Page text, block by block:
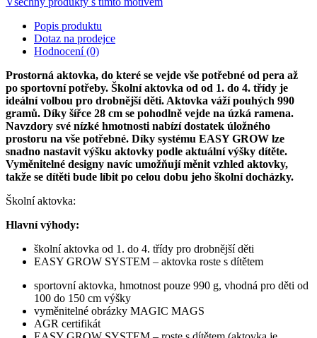
Popis produktu
Dotaz na prodejce
Hodnocení (0)
Prostorná aktovka, do které se vejde vše potřebné od pera až
po sportovní potřeby. Školní aktovka od od 1. do 4. třídy je
ideální volbou pro drobnější děti. Aktovka váží pouhých 990
gramů. Díky šířce 28 cm se pohodlně vejde na úzká ramena.
Navzdory své nízké hmotnosti nabízí dostatek úložného
prostoru na vše potřebné. Díky systému EASY GROW lze
snadno nastavit výšku aktovky podle aktuální výšky dítěte.
Vyměnitelné designy navíc umožňují měnit vzhled aktovky,
takže se dítěti bude líbit po celou dobu jeho školní docházky.
Školní aktovka:
Hlavní výhody:
školní aktovka od 1. do 4. třídy pro drobnější děti
EASY GROW SYSTEM – aktovka roste s dítětem
sportovní aktovka, hmotnost pouze 990 g, vhodná pro děti od
100 do 150 cm výšky
vyměnitelné obrázky MAGIC MAGS
AGR certifikát